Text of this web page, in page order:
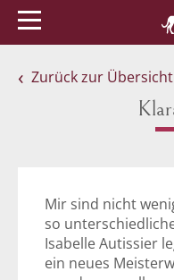
Zurück zur Übersicht
Mir sind nicht
so
Isabelle Autissier
ein neues